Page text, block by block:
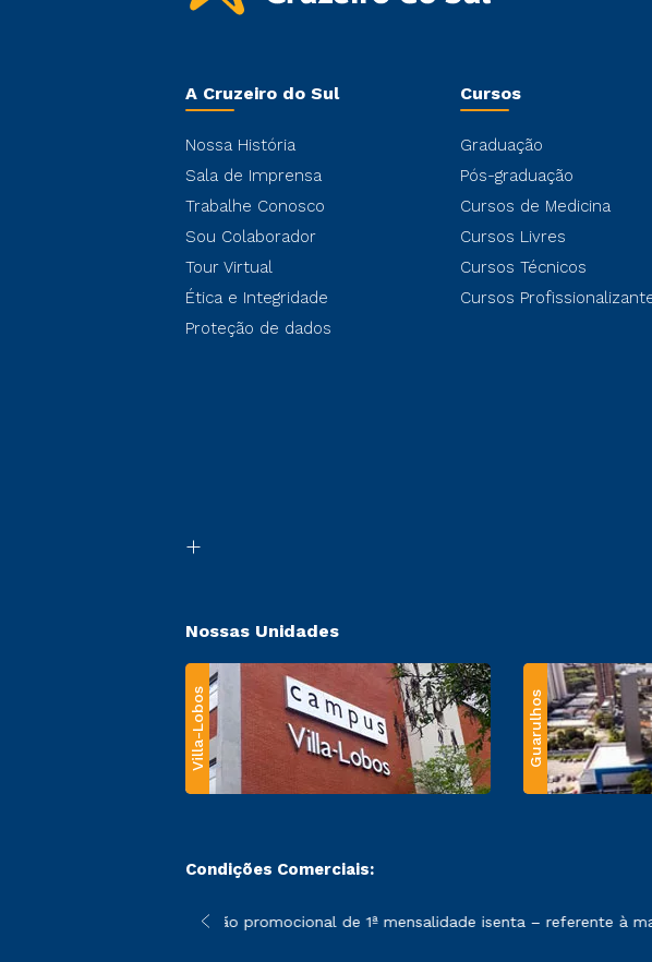
A Cruzeiro do Sul
Nossa História
Sala de Imprensa
Trabalhe Conosco
Sou Colaborador
Tour Virtual
Ética e Integridade
Proteção de dados
Cursos
Graduação
Pós-graduação
Cursos de Medicina
Cursos Livres
Cursos Técnicos
Cursos
Nossas Unidades
Villa-Lobos Guarulhos
Condições Comerciais:
sofrer alterações nos períodos de rematrícula conforme exposto no contrato
*A condição promocional de 1ª mensalidade isenta – referente à